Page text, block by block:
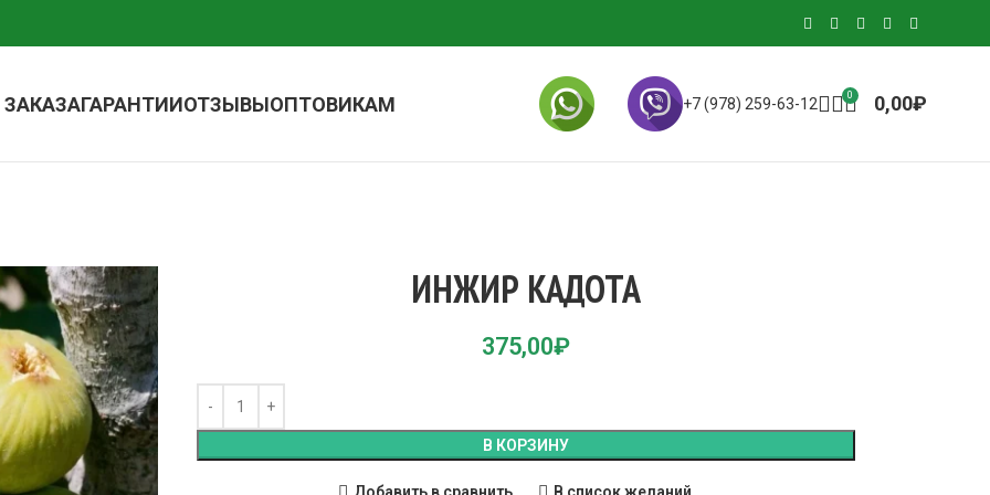
ГАРАНТИИОТЗЫВЫОПТОВИКАМ +7 (978) 259-63-12 0 0,00₽
ИНЖИР КАДОТА
375,00₽
В КОРЗИНУ
Добавить в сравнить В список желаний